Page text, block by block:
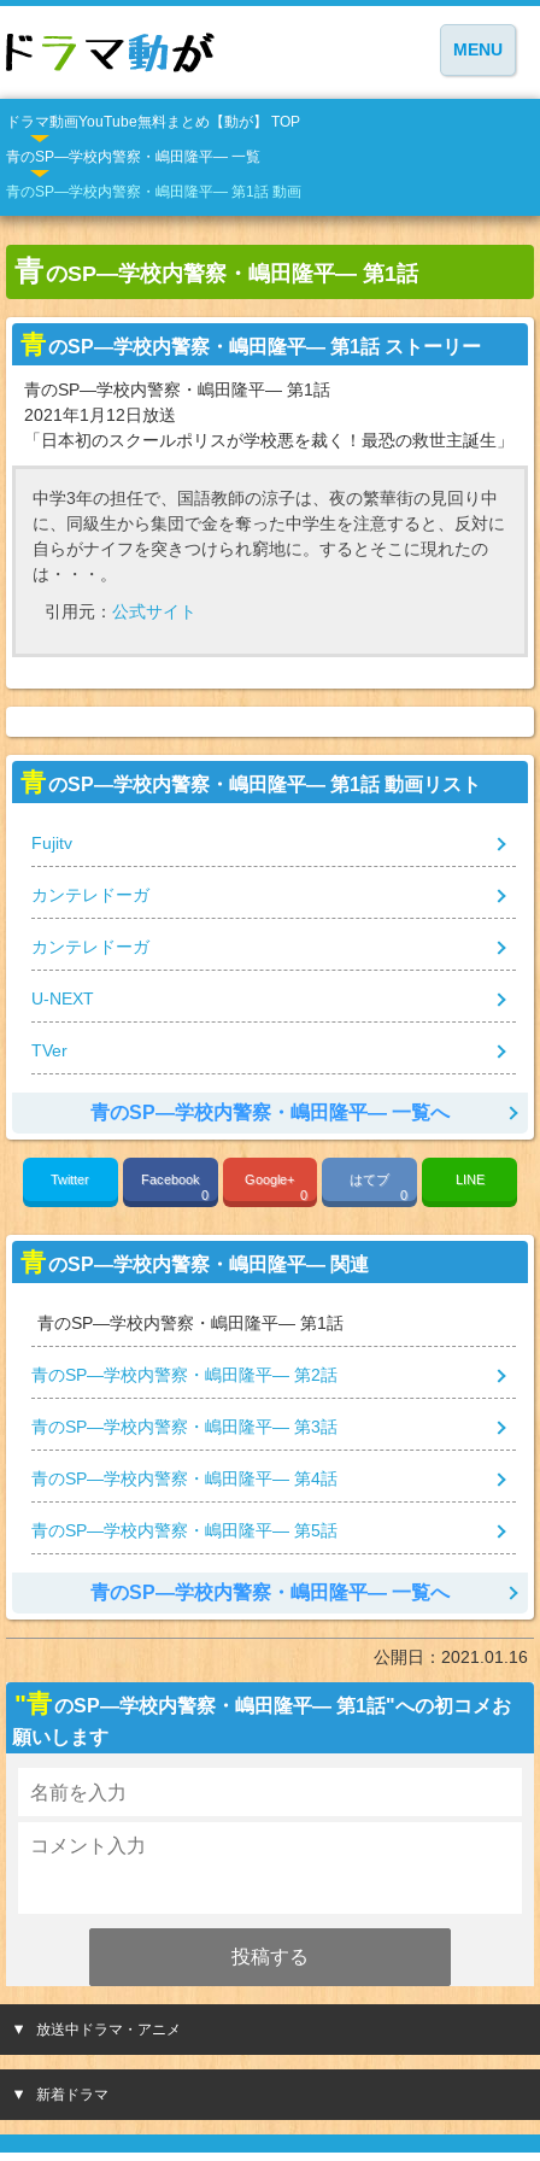
MENU
ドラマ動画YouTube無料まとめ【動が】 TOP
青のSP—学校内警察・嶋田隆平— 一覧
青のSP—学校内警察・嶋田隆平— 第1話 動画
青のSP—学校内警察・嶋田隆平— 第1話
青のSP—学校内警察・嶋田隆平— 第1話 ストーリー
青のSP—学校内警察・嶋田隆平— 第1話
2021年1月12日放送
「日本初のスクールポリスが学校悪を裁く！最恐の救世主誕生」
中学3年の担任で、国語教師の涼子は、夜の繁華街の見回り中
に、同級生から集団で金を奪った中学生を注意すると、反対に
自らがナイフを突きつけられ窮地に。するとそこに現れたの
は・・・。
引用元： 公式サイト
青のSP—学校内警察・嶋田隆平— 第1話 動画リスト
Fujitv
カンテレドーガ
カンテレドーガ
U-NEXT
TVer
青のSP—学校内警察・嶋田隆平— 一覧へ
Twitter
Facebook
0
Google+
0
はてブ
0
LINE
青のSP—学校内警察・嶋田隆平— 関連
青のSP—学校内警察・嶋田隆平— 第1話
青のSP—学校内警察・嶋田隆平— 第2話
青のSP—学校内警察・嶋田隆平— 第3話
青のSP—学校内警察・嶋田隆平— 第4話
青のSP—学校内警察・嶋田隆平— 第5話
青のSP—学校内警察・嶋田隆平— 一覧へ
公開日： 2021.01.16
"青のSP—学校内警察・嶋田隆平— 第1話"への初コメお
願いします
放送中ドラマ・アニメ
新着ドラマ